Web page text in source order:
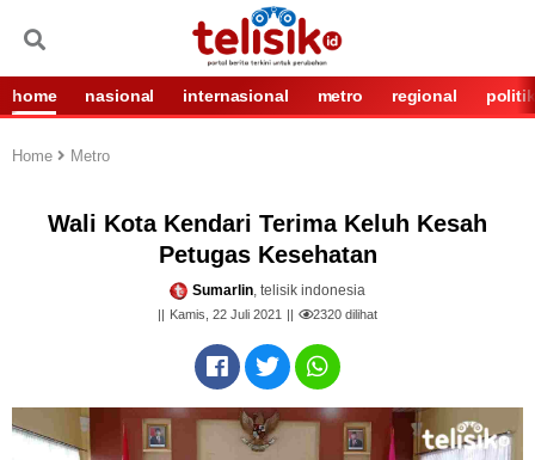
home nasional internasional metro regional politik
Home Metro
Wali Kota Kendari Terima Keluh Kesah
Petugas Kesehatan
Sumarlin, telisik indonesia
Kamis, 22 Juli 2021 2320 dilihat